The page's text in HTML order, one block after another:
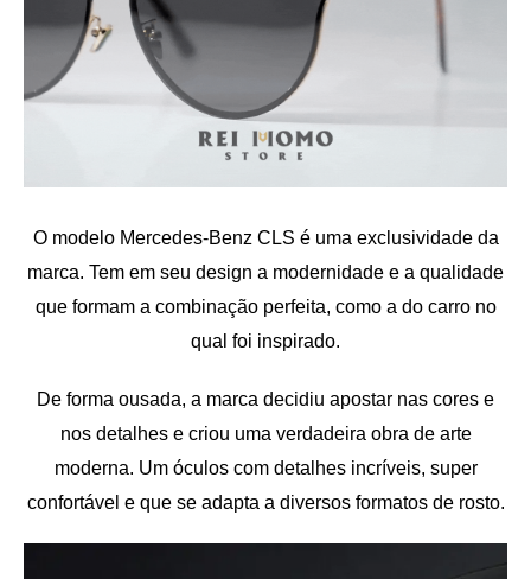
O modelo Mercedes-Benz CLS é uma exclusividade da
marca. Tem em seu design a modernidade e a qualidade
que formam a combinação perfeita, como a do carro no
qual foi inspirado.
De forma ousada, a marca decidiu apostar nas cores e
nos detalhes e criou uma verdadeira obra de arte
moderna. Um óculos com detalhes incríveis, super
confortável e que se adapta a diversos formatos de rosto.